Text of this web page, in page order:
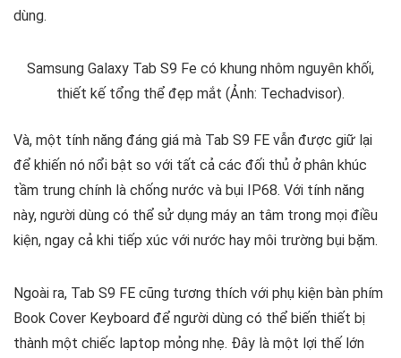
dùng.
Samsung Galaxy Tab S9 Fe có khung nhôm nguyên khối,
thiết kế tổng thể đẹp mắt (Ảnh: Techadvisor).
Và, một tính năng đáng giá mà Tab S9 FE vẫn được giữ lại
để khiến nó nổi bật so với tất cả các đối thủ ở phân khúc
tầm trung chính là chống nước và bụi IP68. Với tính năng
này, người dùng có thể sử dụng máy an tâm trong mọi điều
kiện, ngay cả khi tiếp xúc với nước hay môi trường bụi bặm.
Ngoài ra, Tab S9 FE cũng tương thích với phụ kiện bàn phím
Book Cover Keyboard để người dùng có thể biến thiết bị
thành một chiếc laptop mỏng nhẹ. Đây là một lợi thế lớn